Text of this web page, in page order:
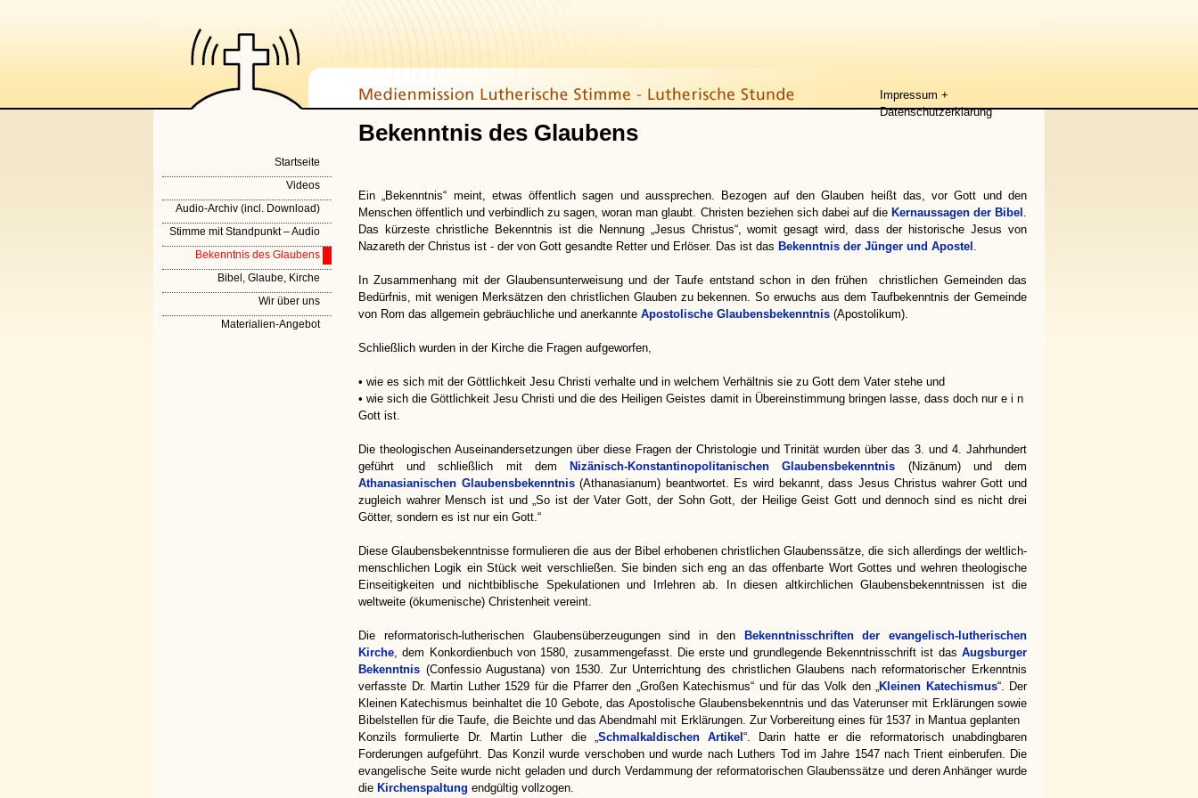
Impressum +
Datenschutzerklärung
Bekenntnis des Glaubens
Ein „Bekenntnis“ meint, etwas öffentlich sagen und aussprechen. Bezogen auf den Glauben heißt das, vor Gott und den
Menschen öffentlich und verbindlich zu sagen, woran man glaubt. Christen beziehen sich dabei auf die Kernaussagen der Bibel .
Das kürzeste christliche Bekenntnis ist die Nennung „Jesus Christus“, womit gesagt wird, dass der historische Jesus von
Nazareth der Christus ist - der von Gott gesandte Retter und Erlöser. Das ist das Bekenntnis der Jünger und Apostel .
In Zusammenhang mit der Glaubensunterweisung und der Taufe entstand schon in den frühen christlichen Gemeinden das
Bedürfnis, mit wenigen Merksätzen den christlichen Glauben zu bekennen. So erwuchs aus dem Taufbekenntnis der Gemeinde
von Rom das allgemein gebräuchliche und anerkannte Apostolische Glaubensbekenntnis (Apostolikum).
Schließlich wurden in der Kirche die Fragen aufgeworfen,
• wie es sich mit der Göttlichkeit Jesu Christi verhalte und in welchem Verhältnis sie zu Gott dem Vater stehe und
• wie sich die Göttlichkeit Jesu Christi und die des Heiligen Geistes damit in Übereinstimmung bringen lasse, dass doch nur e i n
Gott ist.
Die theologischen Auseinandersetzungen über diese Fragen der Christologie und Trinität wurden über das 3. und 4. Jahrhundert
geführt und schließlich mit dem
Nizänisch-Konstantinopolitanischen Glaubensbekenntnis (Nizänum) und dem
Athanasianischen Glaubensbekenntnis(Athanasianum) beantwortet. Es wird bekannt, dass Jesus Christus wahrer Gott und
zugleich wahrer Mensch ist und „So ist der Vater Gott, der Sohn Gott, der Heilige Geist Gott und dennoch sind es nicht drei
Götter, sondern es ist nur ein Gott.“
Diese Glaubensbekenntnisse formulieren die aus der Bibel erhobenen christlichen Glaubenssätze, die sich allerdings der weltlich-
menschlichen Logik ein Stück weit verschließen. Sie binden sich eng an das offenbarte Wort Gottes und wehren theologische
Einseitigkeiten und nichtbiblische Spekulationen und Irrlehren ab. In diesen altkirchlichen Glaubensbekenntnissen ist die
weltweite (ökumenische) Christenheit vereint.
Die reformatorisch-lutherischen Glaubensüberzeugungen sind in den
Bekenntnisschriften der evangelisch-lutherischen
Kirche, dem Konkordienbuch von 1580, zusammengefasst. Die erste und grundlegende Bekenntnisschrift ist das Augsburger
Bekenntnis (Confessio Augustana) von 1530. Zur Unterrichtung des christlichen Glaubens nach reformatorischer Erkenntnis
verfasste Dr. Martin Luther 1529 für die Pfarrer den „Großen Katechismus“ und für das Volk den „Kleinen Katechismus“. Der
Kleinen Katechismus beinhaltet die 10 Gebote, das Apostolische Glaubensbekenntnis und das Vaterunser mit Erklärungen sowie
Bibelstellen für die Taufe, die Beichte und das Abendmahl mit Erklärungen. Zur Vorbereitung eines für 1537 in Mantua geplanten
Konzils formulierte Dr. Martin Luther die „Schmalkaldischen Artikel“. Darin hatte er die reformatorisch unabdingbaren
Forderungen aufgeführt. Das Konzil wurde verschoben und wurde nach Luthers Tod im Jahre 1547 nach Trient einberufen. Die
evangelische Seite wurde nicht geladen und durch Verdammung der reformatorischen Glaubenssätze und deren Anhänger wurde
die Kirchenspaltung endgültig vollzogen.
Startseite
Videos
Audio-Archiv (incl. Download)
Stimme mit Standpunkt – Audio
Bekenntnis des Glaubens
Bibel, Glaube, Kirche
Wir über uns
Materialien-Angebot